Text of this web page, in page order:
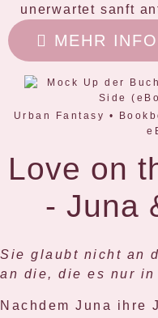
unerwartet sanft
MEHR
Urban Fantasy •
Love on
- Juna
Sie glaubt nicht an
an die, die es nur in
Nachdem Juna ihre